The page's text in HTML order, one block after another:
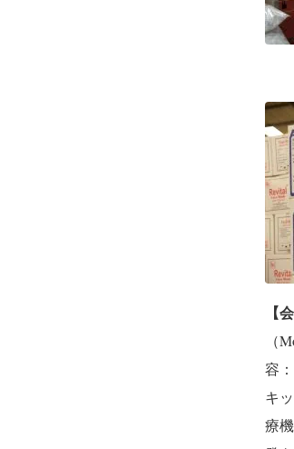
【
（
容：
キ
療